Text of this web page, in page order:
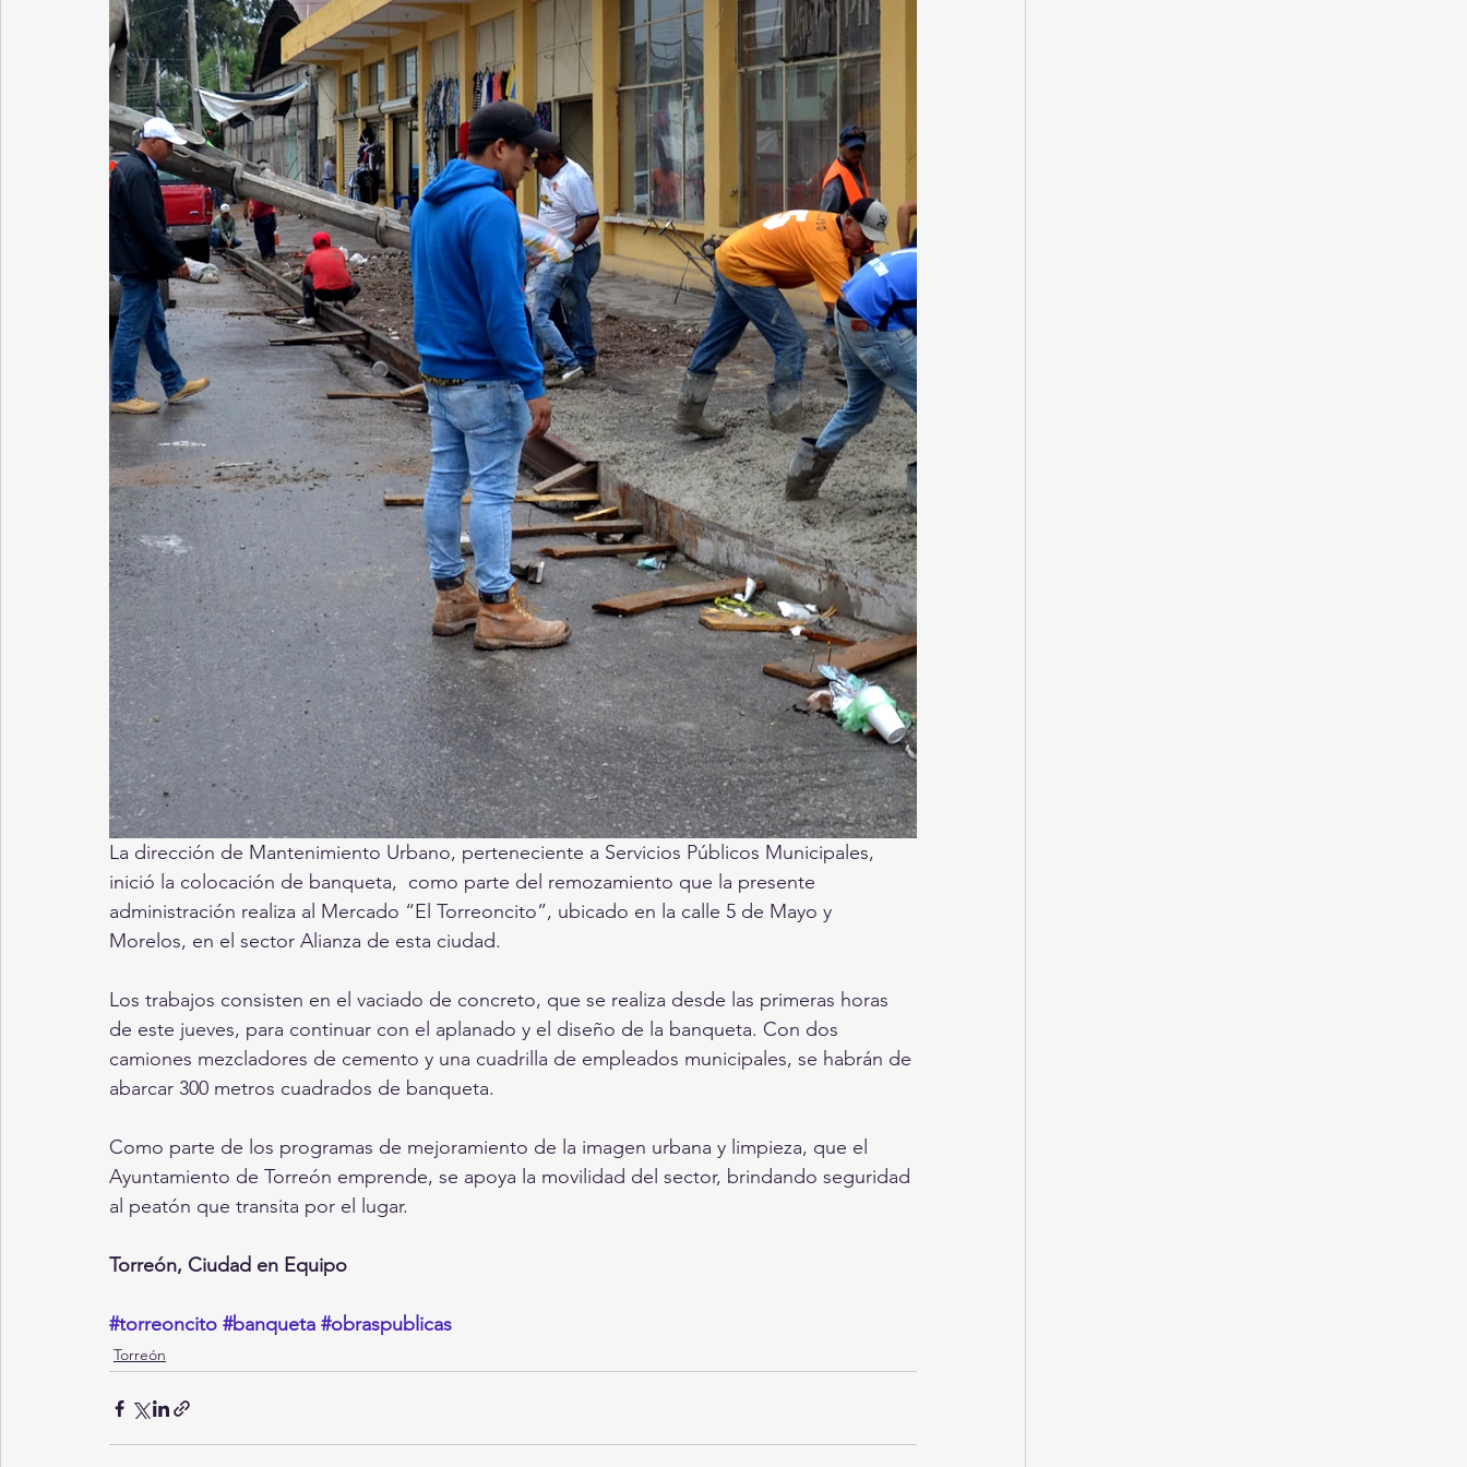
La dirección de Mantenimiento Urbano, perteneciente a Servicios Públicos Municipales,
inició la colocación de banqueta,  como parte del remozamiento que la presente
administración realiza al Mercado “El Torreoncito”, ubicado en la calle 5 de Mayo y
Morelos, en el sector Alianza de esta ciudad.
Los trabajos consisten en el vaciado de concreto, que se realiza desde las primeras horas
de este jueves, para continuar con el aplanado y el diseño de la banqueta. Con dos
camiones mezcladores de cemento y una cuadrilla de empleados municipales, se habrán de
abarcar 300 metros cuadrados de banqueta.
Como parte de los programas de mejoramiento de la imagen urbana y limpieza, que el
Ayuntamiento de Torreón emprende, se apoya la movilidad del sector, brindando seguridad
al peatón que transita por el lugar.
Torreón, Ciudad en Equipo
#torreoncito #banqueta #obraspublicas
Torreón